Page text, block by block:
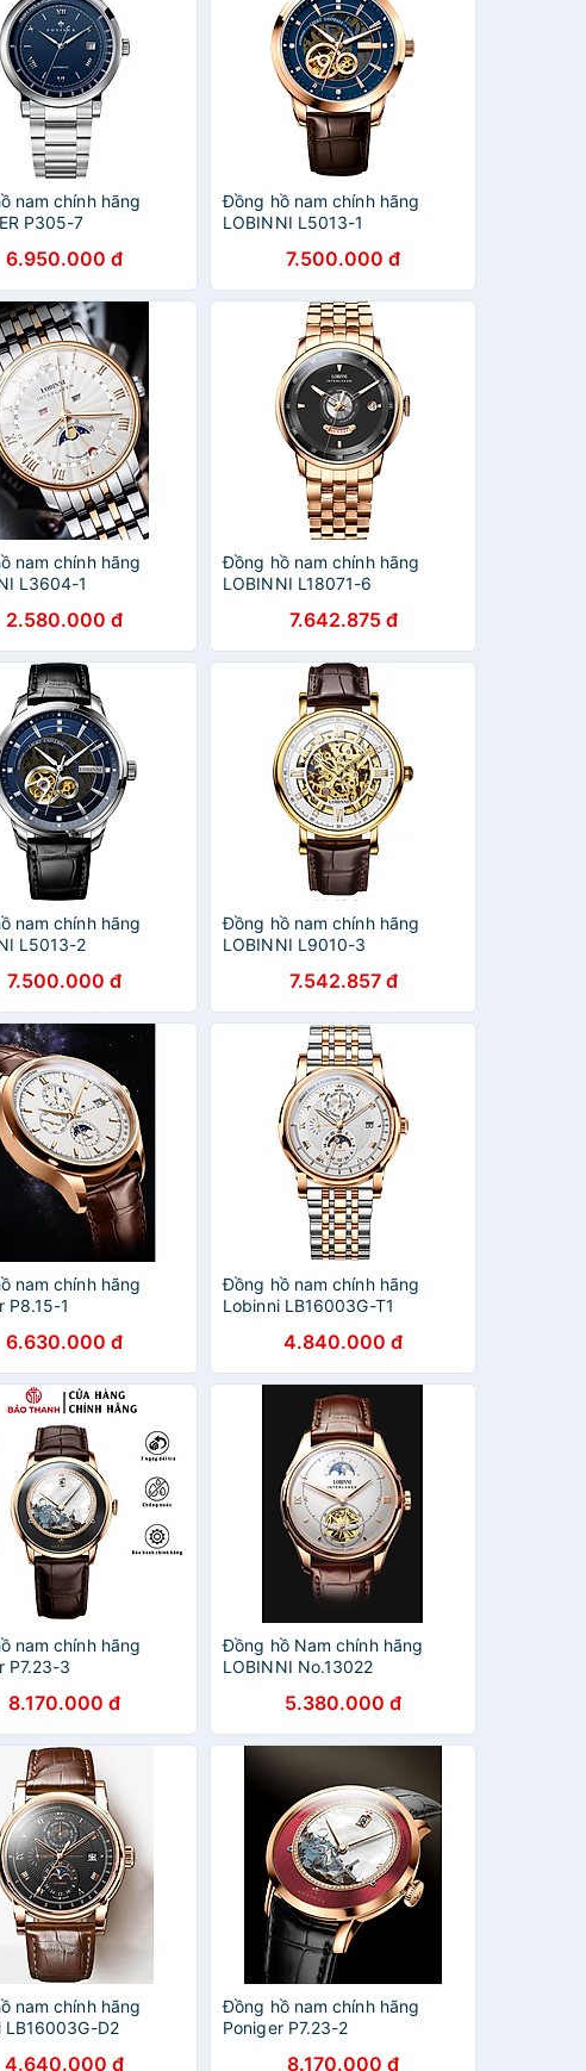
nam chính hãng
P305-7
6.950.000 đ
Đồng hồ nam chính hãng
LOBINNI L5013-1
7.500.000 đ
nam chính hãng
L3604-1
2.580.000 đ
Đồng hồ nam chính hãng
LOBINNI L18071-6
7.642.875 đ
nam chính hãng
L5013-2
7.500.000 đ
Đồng hồ nam chính hãng
LOBINNI L9010-3
7.542.857 đ
nam chính hãng
P8.15-1
6.630.000 đ
Đồng hồ nam chính hãng
Lobinni LB16003G-T1
4.840.000 đ
nam chính hãng
P7.23-3
8.170.000 đ
Đồng hồ Nam chính hãng
LOBINNI No.13022
5.380.000 đ
nam chính hãng
LB16003G-D2
4.640.000 đ
Đồng hồ nam chính hãng
Poniger P7.23-2
8.170.000 đ